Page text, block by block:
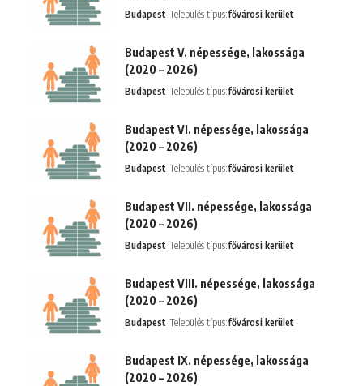
Budapest Település típus:fővárosi kerület
Budapest V. népessége, lakossága
(2020 – 2026)
Budapest Település típus:fővárosi kerület
Budapest VI. népessége, lakossága
(2020 – 2026)
Budapest Település típus:fővárosi kerület
Budapest VII. népessége, lakossága
(2020 – 2026)
Budapest Település típus:fővárosi kerület
Budapest VIII. népessége, lakossága
(2020 – 2026)
Budapest Település típus:fővárosi kerület
Budapest IX. népessége, lakossága
(2020 – 2026)